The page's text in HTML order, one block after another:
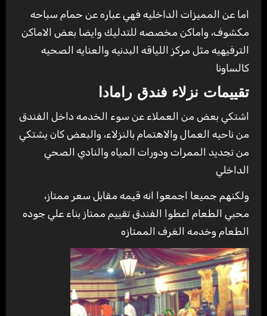
اما عن المميزات الداخليه فهي عباره عن حمام سباحه
مكشوف، واماكن مخصصه للتدليك وايضا بعض الاماكن
الترفيهيه مثل مركز اللياقه البدنيه والعنايه الصحيه
كالساونا
تقييمات نزلاء فندق رامادا
اشتكي بعض من العملاء عن سوء الخدمه داخل الفندق
من ناحيه العمال والاهتمام بالنزلاء، والبعض كان يشتكي
من تجديد الممرات ودورات المياه والنادي الصحي
الداخلي
ولكنهم جميعا اجمعوا انه قيمه مقابل سعر ممتاز،
محبي الطعام اعطوا الفندق تقييم ممتاز بناء علي جوده
الطعام وخدمه الغرف الممتازه